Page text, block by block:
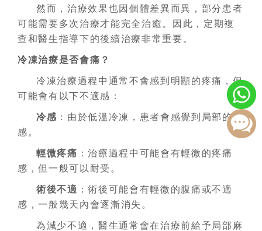
然而，治療效果也因個體差異而異，部分患者
可能需要多次治療才能完全治癒。因此，定期複
查和醫生指導下的後續治療非常重要。
冷凍治療是否會痛？
冷凍治療過程中通常不會感到明顯的疼痛，但
可能會有以下不適感：
冷感 ：由於低溫冷凍，患者會感覺到局部的冷
感。
輕微疼痛 ：治療過程中可能會有輕微的疼痛
感，但一般可以耐受。
術後不適 ：術後可能會有輕微的腹痛或不適
感，一般幾天內會逐漸消失。
為減少不適，醫生通常會在治療前給予局部麻